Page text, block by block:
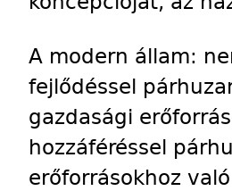
A modern állam:
fejlődéssel
gazdasági
hozzáféréssel
erőforrásokhoz